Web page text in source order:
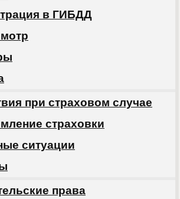
в ГИБДД
при страховом случае
страховки
ситуации
права